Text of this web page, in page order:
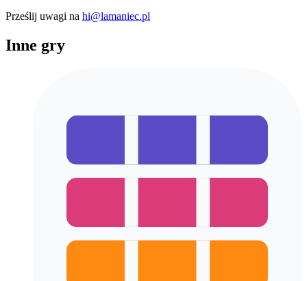
Prześlij uwagi na hi@lamaniec.pl
Inne gry